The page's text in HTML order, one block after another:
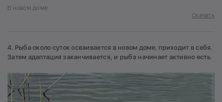
В новом доме
Скачать
4. Рыба около суток осваивается в новом доме, приходит в себя.
Затем адаптация заканчивается, и рыба начинает активно есть.